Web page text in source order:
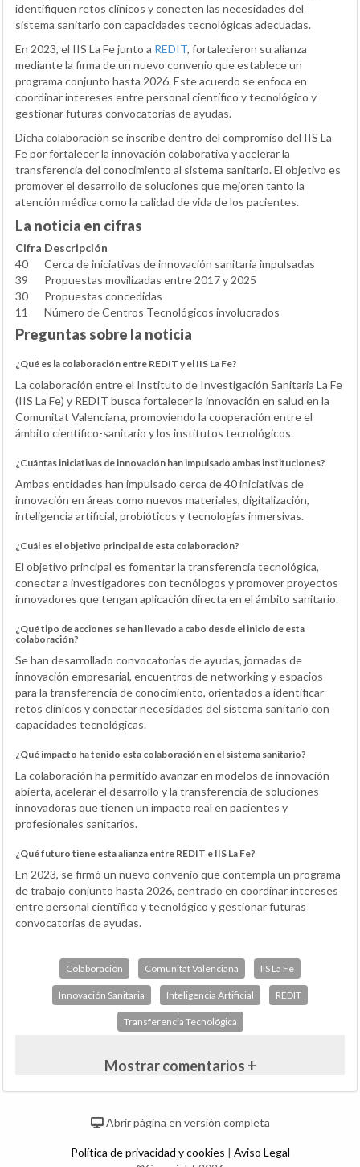
identifiquen retos clínicos y conecten las necesidades del
sistema sanitario con capacidades tecnológicas adecuadas.
En 2023, el IIS La Fe junto a REDIT, fortalecieron su alianza
mediante la firma de un nuevo convenio que establece un
programa conjunto hasta 2026. Este acuerdo se enfoca en
coordinar intereses entre personal científico y tecnológico y
gestionar futuras convocatorias de ayudas.
Dicha colaboración se inscribe dentro del compromiso del IIS La
Fe por fortalecer la innovación colaborativa y acelerar la
transferencia del conocimiento al sistema sanitario. El objetivo es
promover el desarrollo de soluciones que mejoren tanto la
atención médica como la calidad de vida de los pacientes.
La noticia en cifras
Cifra Descripción
40
Cerca de iniciativas de innovación sanitaria impulsadas
39
Propuestas movilizadas entre 2017 y 2025
30
Propuestas concedidas
11
Número de Centros Tecnológicos involucrados
Preguntas sobre la noticia
¿Qué es la colaboración entre REDIT y el IIS La Fe?
La colaboración entre el Instituto de Investigación Sanitaria La Fe
(IIS La Fe) y REDIT busca fortalecer la innovación en salud en la
Comunitat Valenciana, promoviendo la cooperación entre el
ámbito científico-sanitario y los institutos tecnológicos.
¿Cuántas iniciativas de innovación han impulsado ambas instituciones?
Ambas entidades han impulsado cerca de 40 iniciativas de
innovación en áreas como nuevos materiales, digitalización,
inteligencia artificial, probióticos y tecnologías inmersivas.
¿Cuál es el objetivo principal de esta colaboración?
El objetivo principal es fomentar la transferencia tecnológica,
conectar a investigadores con tecnólogos y promover proyectos
innovadores que tengan aplicación directa en el ámbito sanitario.
¿Qué tipo de acciones se han llevado a cabo desde el inicio de esta
colaboración?
Se han desarrollado convocatorias de ayudas, jornadas de
innovación empresarial, encuentros de networking y espacios
para la transferencia de conocimiento, orientados a identificar
retos clínicos y conectar necesidades del sistema sanitario con
capacidades tecnológicas.
¿Qué impacto ha tenido esta colaboración en el sistema sanitario?
La colaboración ha permitido avanzar en modelos de innovación
abierta, acelerar el desarrollo y la transferencia de soluciones
innovadoras que tienen un impacto real en pacientes y
profesionales sanitarios.
¿Qué futuro tiene esta alianza entre REDIT e IIS La Fe?
En 2023, se firmó un nuevo convenio que contempla un programa
de trabajo conjunto hasta 2026, centrado en coordinar intereses
entre personal científico y tecnológico y gestionar futuras
convocatorias de ayudas.
Colaboración Comunitat Valenciana IIS La Fe
Innovación Sanitaria Inteligencia Artificial REDIT
Transferencia Tecnológica
Mostrar comentarios +
Abrir página en versión completa
Política de privacidad y cookies | Aviso Legal